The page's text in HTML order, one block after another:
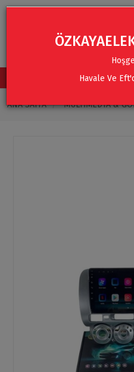
TÜM KATEGORİLER
ANA SAYFA MULTIMEDYA &
Havale Ve